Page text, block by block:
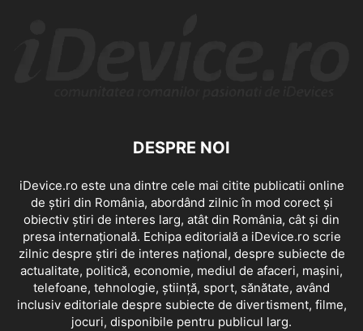
DESPRE NOI
iDevice.ro este una dintre cele mai citite publicatii online
de știri din România, abordând zilnic în mod corect și
obiectiv știri de interes larg, atât din România, cât și din
presa internațională. Echipa editorială a iDevice.ro scrie
zilnic despre știri de interes național, despre subiecte de
actualitate, politică, economie, mediul de afaceri, mașini,
telefoane, tehnologie, știință, sport, sănătate, având
inclusiv editoriale despre subiecte de divertisment, filme,
jocuri, disponibile pentru publicul larg.